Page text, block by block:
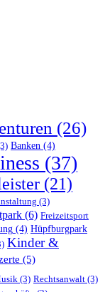
(26)
Banken (4)
(37)
(21)
(3)
(6) Freizeitsport
(4) Hüpfburgpark
Kinder &
(5)
(3) Rechtsanwalt (3)